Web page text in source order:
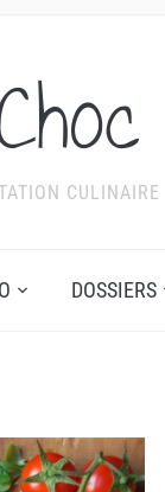
CULINAIRE
DOSSIERS